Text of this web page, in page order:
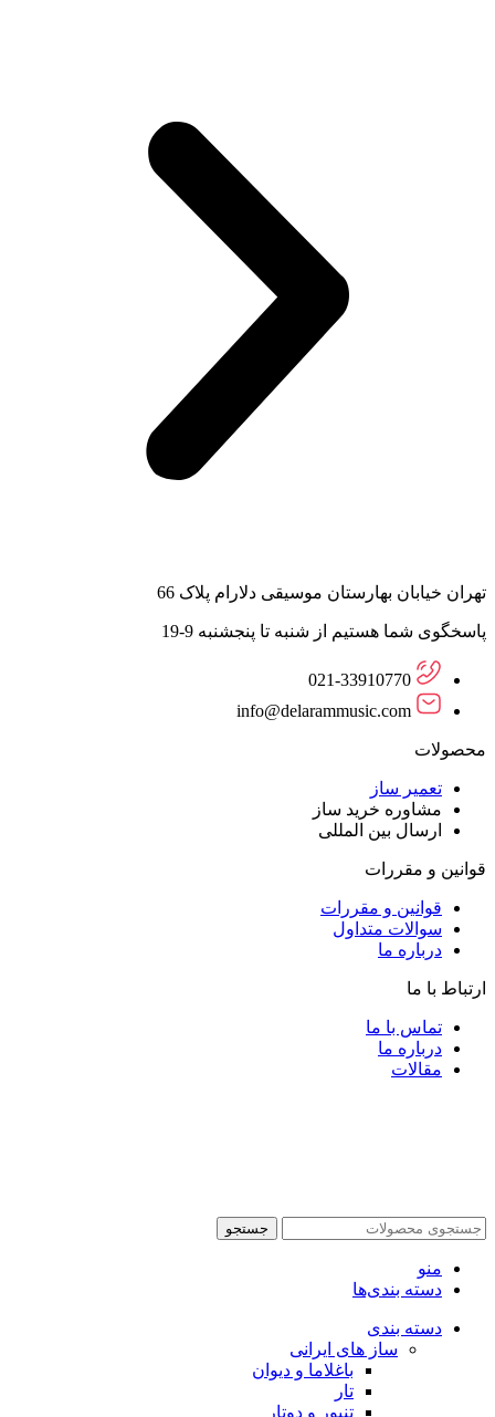
تهران خیابان بهارستان موسیقی دلارام پلاک 66
پاسخگوی شما هستیم از شنبه تا پنجشنبه 9-19
021-33910770
info@delarammusic.com
محصولات
تعمیر ساز
مشاوره خرید ساز
ارسال بین المللی
قوانین و مقررات
قوانین و مقررات
سوالات متداول
درباره ما
ارتباط با ما
تماس با ما
درباره ما
مقالات
جستجو
منو
دسته بندی‌ها
دسته بندی
ساز های ایرانی
باغلاما و دیوان
تار
تنبور و دوتار